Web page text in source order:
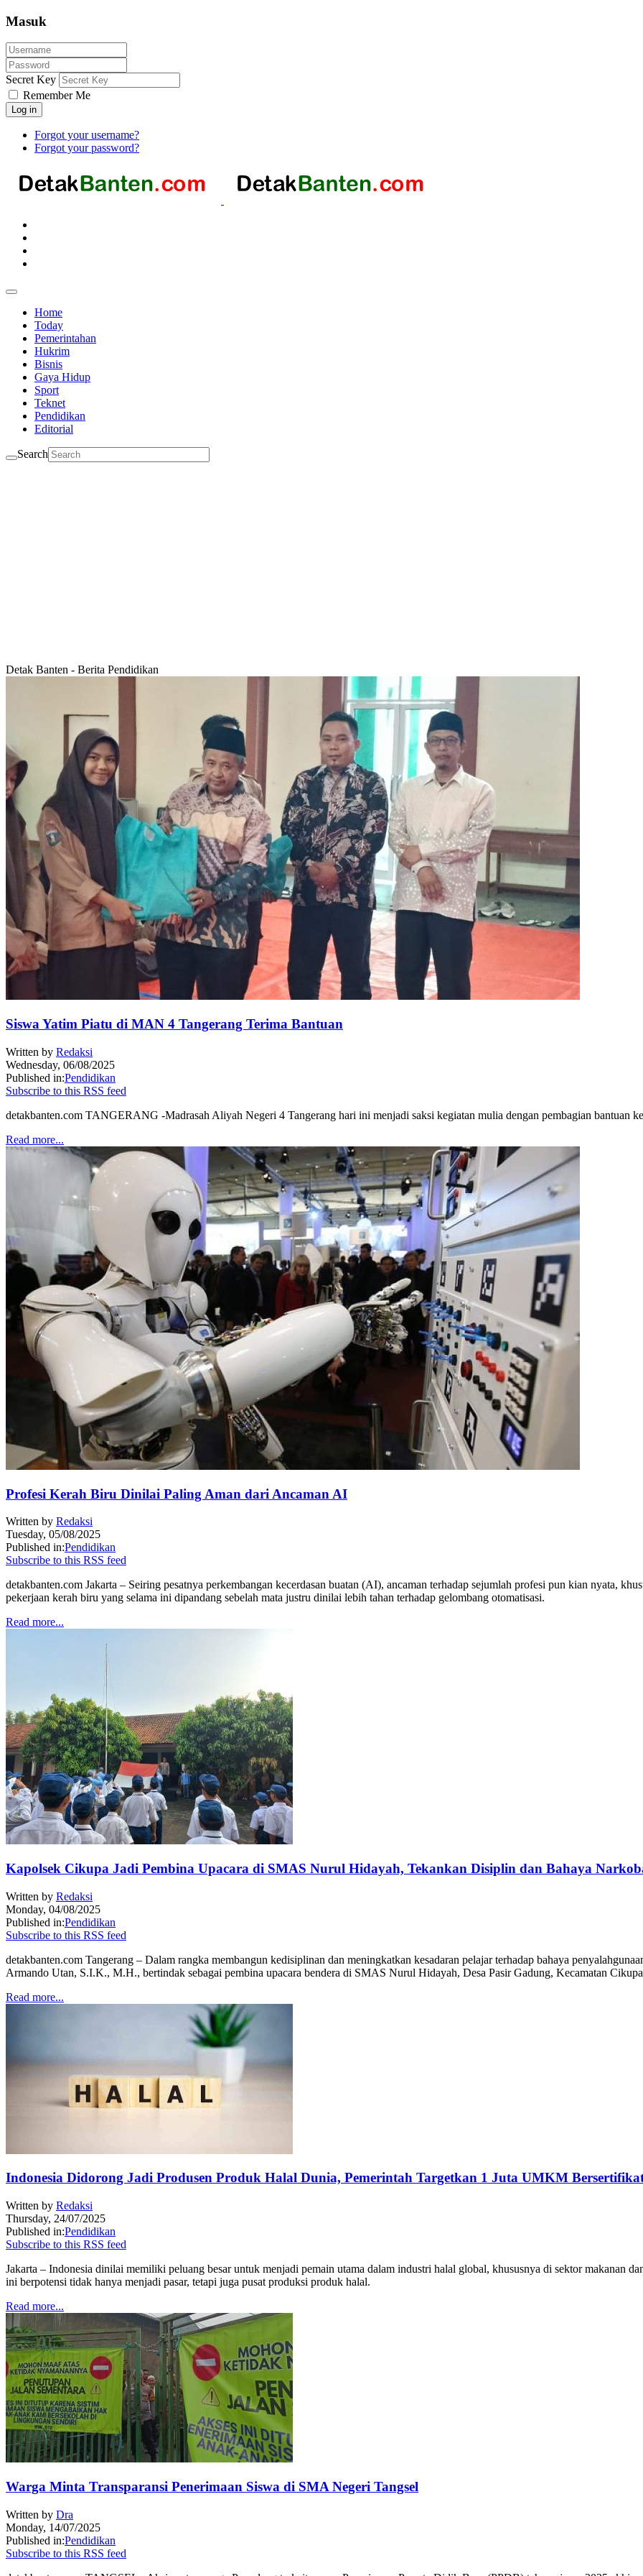
Masuk
Secret Key
Remember Me
Log in
Forgot your username?
Forgot your password?
Home
Today
Pemerintahan
Hukrim
Bisnis
Gaya Hidup
Sport
Teknet
Pendidikan
Editorial
Search
Detak Banten - Berita Pendidikan
Siswa Yatim Piatu di MAN 4 Tangerang Terima Bantuan
Written by Redaksi
Wednesday, 06/08/2025
Published in:Pendidikan
Subscribe to this RSS feed
detakbanten.com TANGERANG -Madrasah Aliyah Negeri 4 Tangerang hari ini menjadi saksi kegiatan mulia dengan pembagian bantuan
Read more...
Profesi Kerah Biru Dinilai Paling Aman dari Ancaman AI
Written by Redaksi
Tuesday, 05/08/2025
Published in:Pendidikan
Subscribe to this RSS feed
detakbanten.com Jakarta – Seiring pesatnya perkembangan kecerdasan buatan (AI), ancaman terhadap sejumlah profesi pun kian nyata,
pekerjaan kerah biru yang selama ini dipandang sebelah mata justru dinilai lebih tahan terhadap gelombang otomatisasi.
Read more...
Kapolsek Cikupa Jadi Pembina Upacara di SMAS Nurul Hidayah, Tekankan Disiplin dan Bahaya
Written by Redaksi
Monday, 04/08/2025
Published in:Pendidikan
Subscribe to this RSS feed
detakbanten.com Tangerang – Dalam rangka membangun kedisiplinan dan meningkatkan kesadaran pelajar terhadap bahaya
Armando Utan, S.I.K., M.H., bertindak sebagai pembina upacara bendera di SMAS Nurul Hidayah, Desa Pasir Gadung, Kecamatan
Read more...
Indonesia Didorong Jadi Produsen Produk Halal Dunia, Pemerintah Targetkan 1 Juta UMKM
Written by Redaksi
Thursday, 24/07/2025
Published in:Pendidikan
Subscribe to this RSS feed
Jakarta – Indonesia dinilai memiliki peluang besar untuk menjadi pemain utama dalam industri halal global, khususnya di sektor makanan
ini berpotensi tidak hanya menjadi pasar, tetapi juga pusat produksi produk halal.
Read more...
Warga Minta Transparansi Penerimaan Siswa di SMA Negeri Tangsel
Written by Dra
Monday, 14/07/2025
Published in:Pendidikan
Subscribe to this RSS feed